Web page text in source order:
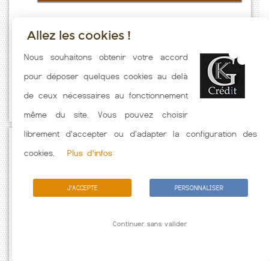
Taux emprunt actualisés (Oletta) toutes les semaines. Taux Immobilier
pratiqués par nos partenaires bancaires. Meilleur Taux hors
assurance. Taux crédit immobilier indicatif fonction des
caractéristiques de l'emprunteur.
Allez les cookies !
Nous souhaitons obtenir votre accord
pour déposer quelques cookies au delà
de ceux nécessaires au fonctionnement
même du site. Vous pouvez choisir
librement d'accepter ou d'adapter la configuration des
cookies.
Plus d'infos
J'ACCEPTE PERSONNALISER
Continuer sans valider